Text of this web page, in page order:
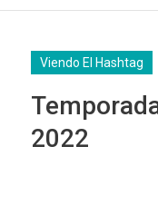
Viendo El Hashtag
2022